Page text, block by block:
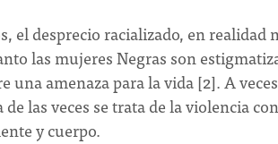
el desprecio racializado, en realidad
las mujeres Negras son
una amenaza para la vida [2]. A
las veces se trata de la violencia
y cuerpo.